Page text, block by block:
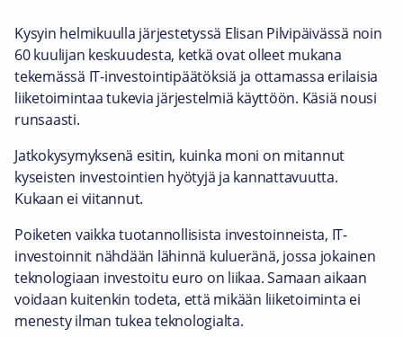
Kysyin helmikuulla järjestetyssä Elisan Pilvipäivässä noin
60 kuulijan keskuudesta, ketkä ovat olleet mukana
tekemässä IT-investointipäätöksiä ja ottamassa erilaisia
liiketoimintaa tukevia järjestelmiä käyttöön. Käsiä nousi
runsaasti.
Jatkokysymyksenä esitin, kuinka moni on mitannut
kyseisten investointien hyötyjä ja kannattavuutta.
Kukaan ei viitannut.
Poiketen vaikka tuotannollisista investoinneista, IT-
investoinnit nähdään lähinnä kulueränä, jossa jokainen
teknologiaan investoitu euro on liikaa. Samaan aikaan
voidaan kuitenkin todeta, että mikään liiketoiminta ei
menesty ilman tukea teknologialta.